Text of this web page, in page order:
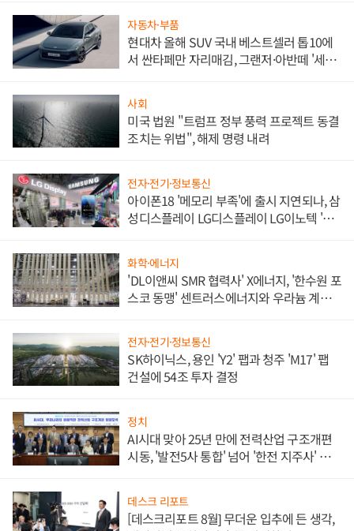
자동차·부품
현대차 올해 SUV 국내 베스트셀러 톱10에
서 싼타페만 자리매김, 그랜저·아반떼 '세단
사회
미국 법원 "트럼프 정부 풍력 프로젝트 동결
조치는 위법", 해제 명령 내려
전자·전기·정보통신
아이폰18 '메모리 부족'에 출시 지연되나, 삼
성디스플레이 LG디스플레이 LG이노텍 '탈
화학·에너지
'DL이앤씨 SMR 협력사' X에너지, '한수원 포
스코 동맹' 센트러스에너지와 우라늄 계약
전자·전기·정보통신
SK하이닉스, 용인 'Y2' 팹과 청주 'M17' 팹
건설에 54조 투자 결정
정치
AI시대 맞아 25년 만에 전력산업 구조개편
시동, '발전5사 통합' 넘어 '한전 지주사' 재편
데스크 리포트
[데스크리포트 8월] 무더운 입추에 든 생각,